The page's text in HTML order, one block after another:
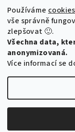
Používáme cookies
vše správně
zlepšovat 🙂.
Všechna data,
anonymizovaná.
Více informací se
Proč
Výhody
sójového